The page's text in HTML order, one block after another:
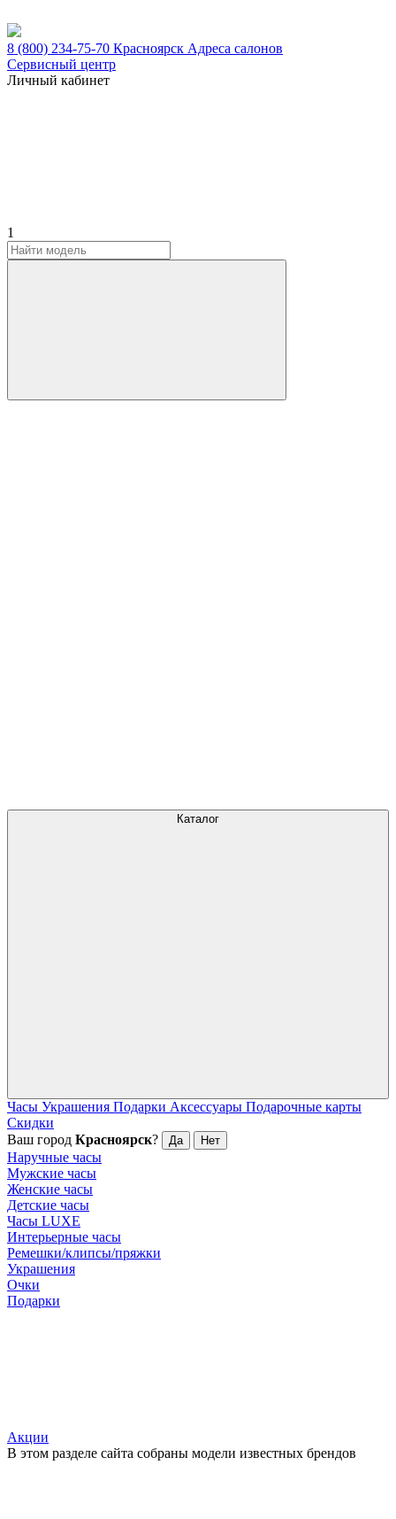
8 (800) 234-75-70 Красноярск Адреса салонов
Сервисный центр
Личный кабинет
1
Каталог
Часы Украшения Подарки Аксессуары Подарочные карты
Скидки
Ваш город Красноярск? Да Нет
Наручные часы
Мужские часы
Женские часы
Детские часы
Часы LUXE
Интерьерные часы
Ремешки/клипсы/пряжки
Украшения
Очки
Подарки
Акции
В этом разделе сайта собраны модели известных брендов